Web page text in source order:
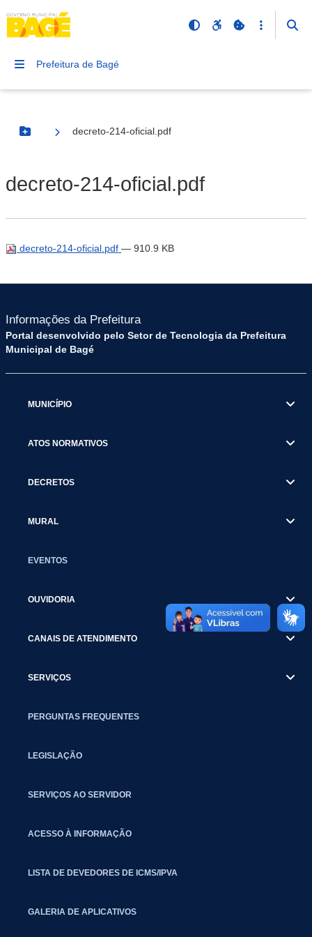
Prefeitura de Bagé
Botão Menu
decreto-214-oficial.pdf
decreto-214-oficial.pdf
decreto-214-oficial.pdf — 910.9 KB
Informações da Prefeitura
Portal desenvolvido pelo Setor de Tecnologia da Prefeitura
Municipal de Bagé
MUNICÍPIO
ATOS NORMATIVOS
DECRETOS
MURAL
EVENTOS
OUVIDORIA
CANAIS DE ATENDIMENTO
SERVIÇOS
PERGUNTAS FREQUENTES
LEGISLAÇÃO
SERVIÇOS AO SERVIDOR
ACESSO À INFORMAÇÃO
LISTA DE DEVEDORES DE ICMS/IPVA
GALERIA DE APLICATIVOS